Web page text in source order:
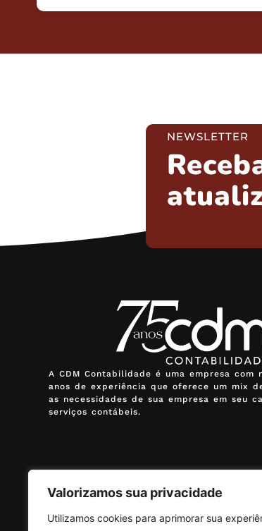
Valorizamos sua privacidade
Utilizamos cookies para aprimorar sua
NEWSLETTER
A CDM Contabilidade é uma empresa com
anos de experiência que oferece um mix
as necessidades de sua empresa em seu
serviços contábeis.